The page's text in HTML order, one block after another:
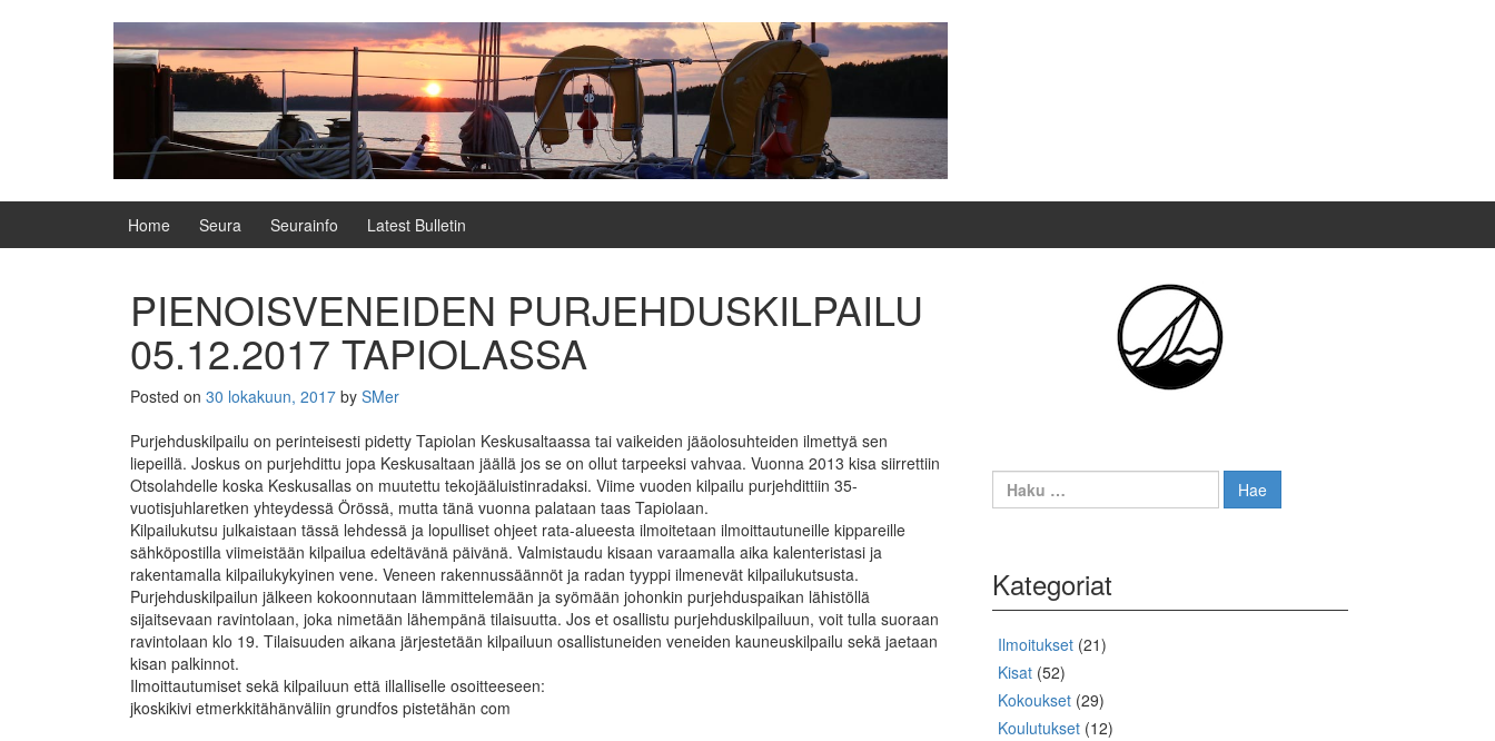
Home Seura Seurainfo Latest Bulletin
PIENOISVENEIDEN PURJEHDUSKILPAILU
05.12.2017 TAPIOLASSA
Posted on 30 lokakuun, 2017 by SMer
Purjehduskilpailu on perinteisesti pidetty Tapiolan Keskusaltaassa tai vaikeiden jääolosuhteiden ilmettyä sen
liepeillä. Joskus on purjehdittu jopa Keskusaltaan jäällä jos se on ollut tarpeeksi vahvaa. Vuonna 2013 kisa siirrettiin
Otsolahdelle koska Keskusallas on muutettu tekojääluistinradaksi. Viime vuoden kilpailu purjehdittiin 35-
vuotisjuhlaretken yhteydessä Örössä, mutta tänä vuonna palataan taas Tapiolaan.
Kilpailukutsu julkaistaan tässä lehdessä ja lopulliset ohjeet rata-alueesta ilmoitetaan ilmoittautuneille kippareille
sähköpostilla viimeistään kilpailua edeltävänä päivänä. Valmistaudu kisaan varaamalla aika kalenteristasi ja
rakentamalla kilpailukykyinen vene. Veneen rakennussäännöt ja radan tyyppi ilmenevät kilpailukutsusta.
Purjehduskilpailun jälkeen kokoonnutaan lämmittelemään ja syömään johonkin purjehduspaikan lähistöllä
sijaitsevaan ravintolaan, joka nimetään lähempänä tilaisuutta. Jos et osallistu purjehduskilpailuun, voit tulla suoraan
ravintolaan klo 19. Tilaisuuden aikana järjestetään kilpailuun osallistuneiden veneiden kauneuskilpailu sekä jaetaan
kisan palkinnot.
Ilmoittautumiset sekä kilpailuun että illalliselle osoitteeseen:
jkoskikivi etmerkkitähänväliin grundfos pistetähän com
Haku:
Kategoriat
Ilmoitukset (21)
Kisat (52)
Kokoukset (29)
Koulutukset (12)